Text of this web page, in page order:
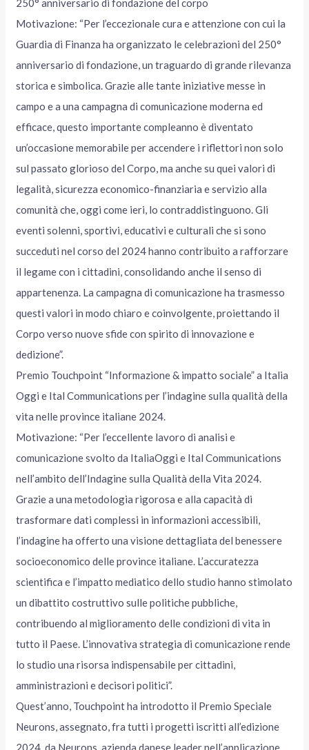
250° anniversario di fondazione del corpo
Motivazione: “Per l’eccezionale cura e attenzione con cui la
Guardia di Finanza ha organizzato le celebrazioni del 250°
anniversario di fondazione, un traguardo di grande rilevanza
storica e simbolica. Grazie alle tante iniziative messe in
campo e a una campagna di comunicazione moderna ed
efficace, questo importante compleanno è diventato
un’occasione memorabile per accendere i riflettori non solo
sul passato glorioso del Corpo, ma anche su quei valori di
legalità, sicurezza economico-finanziaria e servizio alla
comunità che, oggi come ieri, lo contraddistinguono. Gli
eventi solenni, sportivi, educativi e culturali che si sono
succeduti nel corso del 2024 hanno contribuito a rafforzare
il legame con i cittadini, consolidando anche il senso di
appartenenza. La campagna di comunicazione ha trasmesso
questi valori in modo chiaro e coinvolgente, proiettando il
Corpo verso nuove sfide con spirito di innovazione e
dedizione”.
Premio Touchpoint “Informazione & impatto sociale” a Italia
Oggi e Ital Communications per l’indagine sulla qualità della
vita nelle province italiane 2024.
Motivazione: “Per l’eccellente lavoro di analisi e
comunicazione svolto da ItaliaOggi e Ital Communications
nell’ambito dell’Indagine sulla Qualità della Vita 2024.
Grazie a una metodologia rigorosa e alla capacità di
trasformare dati complessi in informazioni accessibili,
l’indagine ha offerto una visione dettagliata del benessere
socioeconomico delle province italiane. L’accuratezza
scientifica e l’impatto mediatico dello studio hanno stimolato
un dibattito costruttivo sulle politiche pubbliche,
contribuendo al miglioramento delle condizioni di vita in
tutto il Paese. L’innovativa strategia di comunicazione rende
lo studio una risorsa indispensabile per cittadini,
amministrazioni e decisori politici”.
Quest’anno, Touchpoint ha introdotto il Premio Speciale
Neurons, assegnato, fra tutti i progetti iscritti all’edizione
2024, da Neurons, azienda danese leader nell’applicazione